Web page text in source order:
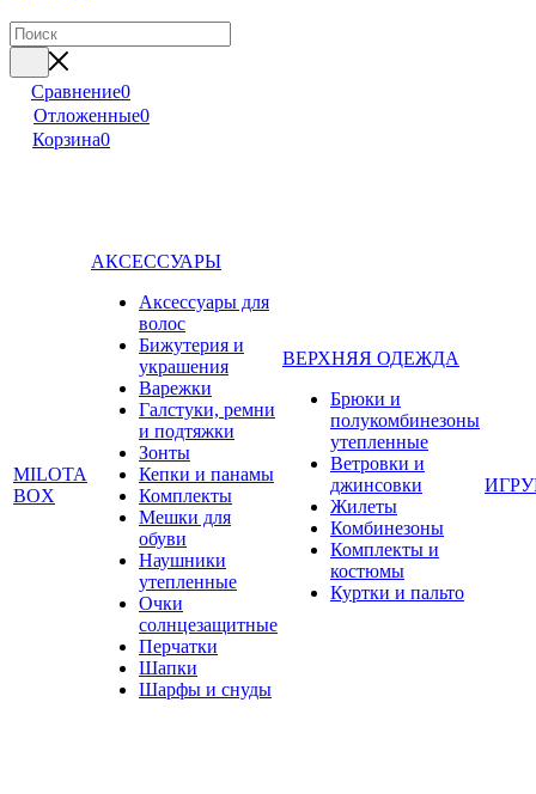
Сравнение0
Отложенные0
Корзина0
MILOTA
BOX
АКСЕССУАРЫ
Аксессуары для
волос
Бижутерия и
украшения
Варежки
Галстуки, ремни
и подтяжки
Зонты
Кепки и панамы
Комплекты
Мешки для
обуви
Наушники
утепленные
Очки
солнцезащитные
Перчатки
Шапки
Шарфы и снуды
ВЕРХНЯЯ ОДЕЖДА
Брюки и
полукомбинезоны
утепленные
Ветровки и
джинсовки
Жилеты
Комбинезоны
Комплекты и
костюмы
Куртки и пальто